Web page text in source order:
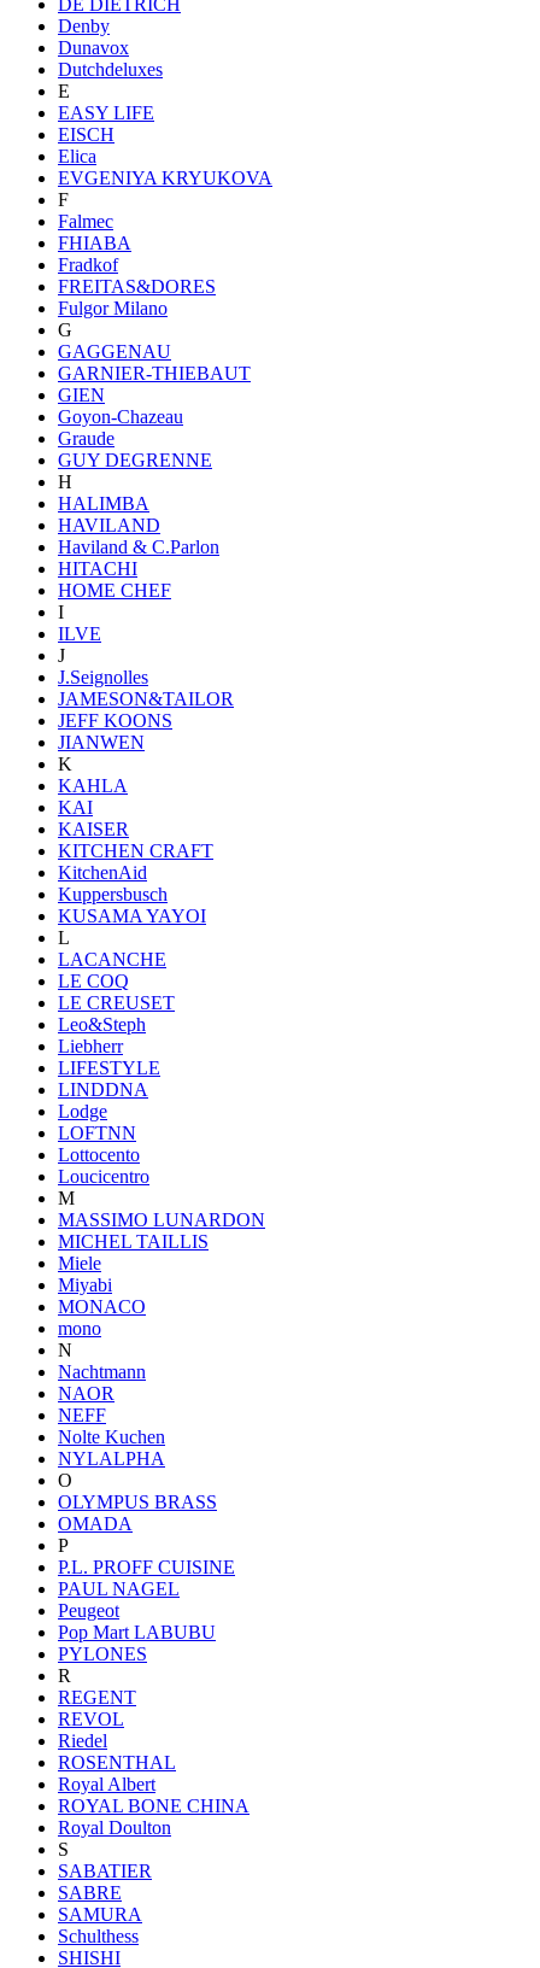
Denby
Dunavox
Dutchdeluxes
E
EASY LIFE
EISCH
Elica
EVGENIYA KRYUKOVA
F
Falmec
FHIABA
Fradkof
FREITAS&DORES
Fulgor Milano
G
GAGGENAU
GARNIER-THIEBAUT
GIEN
Goyon-Chazeau
Graude
GUY DEGRENNE
H
HALIMBA
HAVILAND
Haviland & C.Parlon
HITACHI
HOME CHEF
I
ILVE
J
J.Seignolles
JAMESON&TAILOR
JEFF KOONS
JIANWEN
K
KAHLA
KAI
KAISER
KITCHEN CRAFT
KitchenAid
Kuppersbusch
KUSAMA YAYOI
L
LACANCHE
LE COQ
LE CREUSET
Leo&Steph
Liebherr
LIFESTYLE
LINDDNA
Lodge
LOFTNN
Lottocento
Loucicentro
M
MASSIMO LUNARDON
MICHEL TAILLIS
Miele
Miyabi
MONACO
mono
N
Nachtmann
NAOR
NEFF
Nolte Kuchen
NYLALPHA
O
OLYMPUS BRASS
OMADA
P
P.L. PROFF CUISINE
PAUL NAGEL
Peugeot
Pop Mart LABUBU
PYLONES
R
REGENT
REVOL
Riedel
ROSENTHAL
Royal Albert
ROYAL BONE CHINA
Royal Doulton
S
SABATIER
SABRE
SAMURA
Schulthess
SHISHI